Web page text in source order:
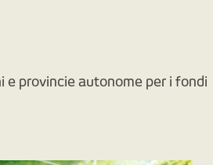
e provincie autonome per i fondi